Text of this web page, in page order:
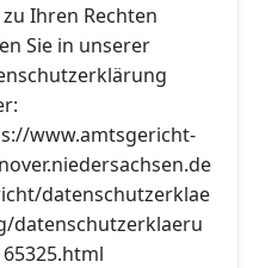
Ihren Rechten
Sie in unserer
www.amtsgericht-
datenschutzerklae
datenschutzerklaeru